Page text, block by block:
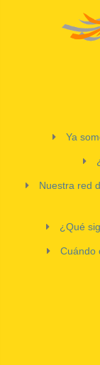
Ya
Nuestra red
¿Qué
Cuándo